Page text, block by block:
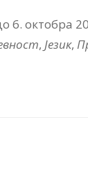
октобра
, Језик,